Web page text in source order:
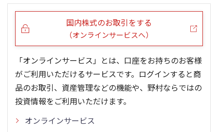
13週移動平均 26週移動平均 出来高(百万)
5ヶ月移動平均 25ヶ月移動平均 出来高(百万)
国内株式のお取引をする
（オンラインサービスへ）
「オンラインサービス」とは、口座をお持ちのお客様
がご利用いただけるサービスです。ログインすると商
品のお取引、資産管理などの機能や、野村ならではの
投資情報をご利用いただけます。
オンラインサービス